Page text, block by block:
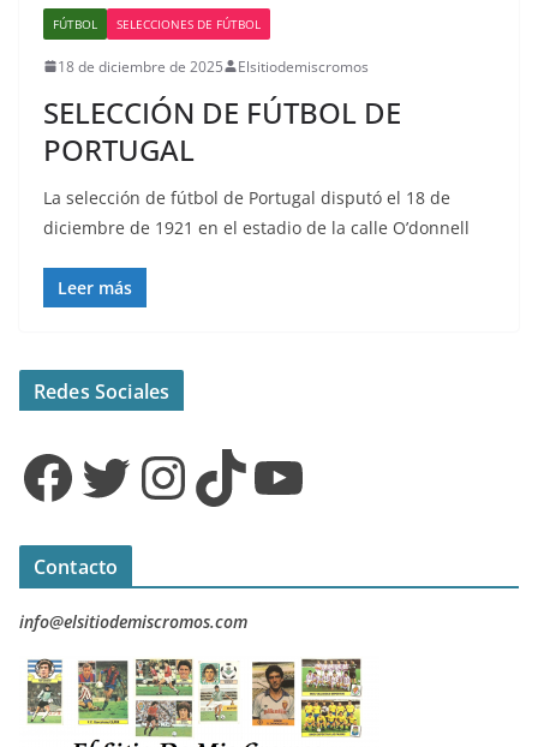
FÚTBOL SELECCIONES DE FÚTBOL
18 de diciembre de 2025 Elsitiodemiscromos
SELECCIÓN DE FÚTBOL DE
PORTUGAL
La selección de fútbol de Portugal disputó el 18 de
diciembre de 1921 en el estadio de la calle O’donnell
Leer más
Redes Sociales
Facebook Twitter InstagramTikTok YouTube
Contacto
info@elsitiodemiscromos.com